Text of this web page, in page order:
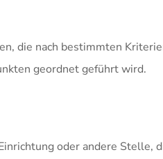
die nach bestimmten
geordnet geführt wird.
oder andere Stelle,